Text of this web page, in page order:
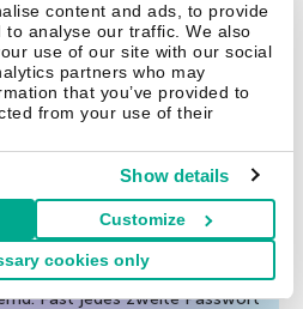
content and ads, to provide
analyse our traffic. We also
use of our site with our social
partners who may
that you’ve provided to
from your use of their
Show details
Customize
cookies only
Tipps
einer Minute
jedes zweite
von vor zwei Jahren über die
der realen Welt zu knacken,
wurden, überarbeitet. Die
Fast jedes zweite Passwort